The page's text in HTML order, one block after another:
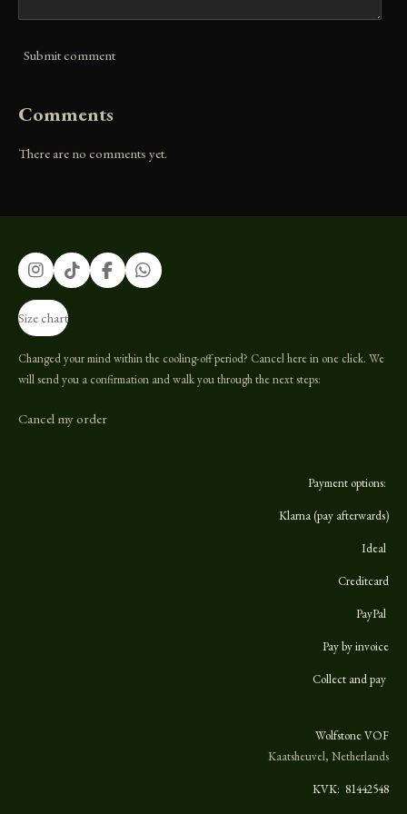
Submit comment
Comments
There are no comments yet.
I
n
t
a
g
r
T
i
k
F
a
o
o
W
h
A
p
Size chart
Changed your mind within the cooling-off period? Cancel here in one click. We
will send you a confirmation and walk you through the next steps:
Cancel my order
Payment options:
Klarna (pay afterwards)
Ideal
Creditcard
PayPal
Pay by invoice
Collect and pay
Wolfstone VOF
Kaatsheuvel, Netherlands
KVK: 81442548